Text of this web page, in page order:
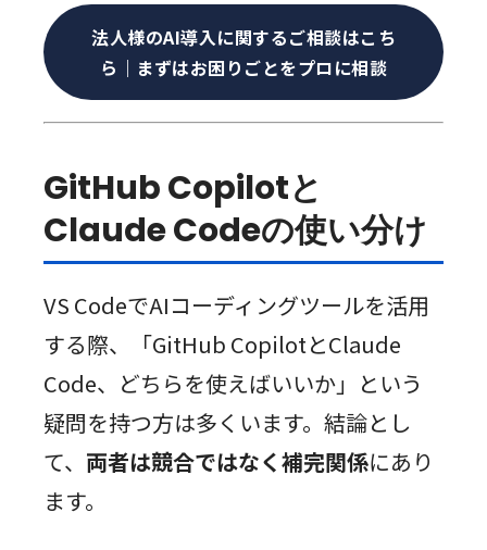
法人様のAI導入に関するご相談はこち
ら｜まずはお困りごとをプロに相談
GitHub Copilotと
Claude Codeの使い分け
VS CodeでAIコーディングツールを活用
する際、「GitHub CopilotとClaude
Code、どちらを使えばいいか」という
疑問を持つ方は多くいます。結論とし
て、 両者は競合ではなく補完関係にあり
ます。